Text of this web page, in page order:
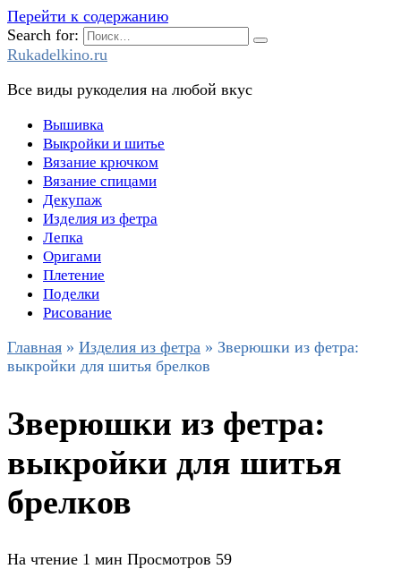
Перейти к содержанию
Search for:
Rukadelkino.ru
Все виды рукоделия на любой вкус
Вышивка
Выкройки и шитье
Вязание крючком
Вязание спицами
Декупаж
Изделия из фетра
Лепка
Оригами
Плетение
Поделки
Рисование
Главная » Изделия из фетра » Зверюшки из фетра:
выкройки для шитья брелков
Зверюшки из фетра:
выкройки для шитья
брелков
На чтение 1 мин Просмотров 59